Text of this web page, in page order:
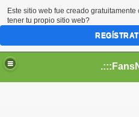
Este sitio web fue creado gratuitamente
tener tu propio sitio web?